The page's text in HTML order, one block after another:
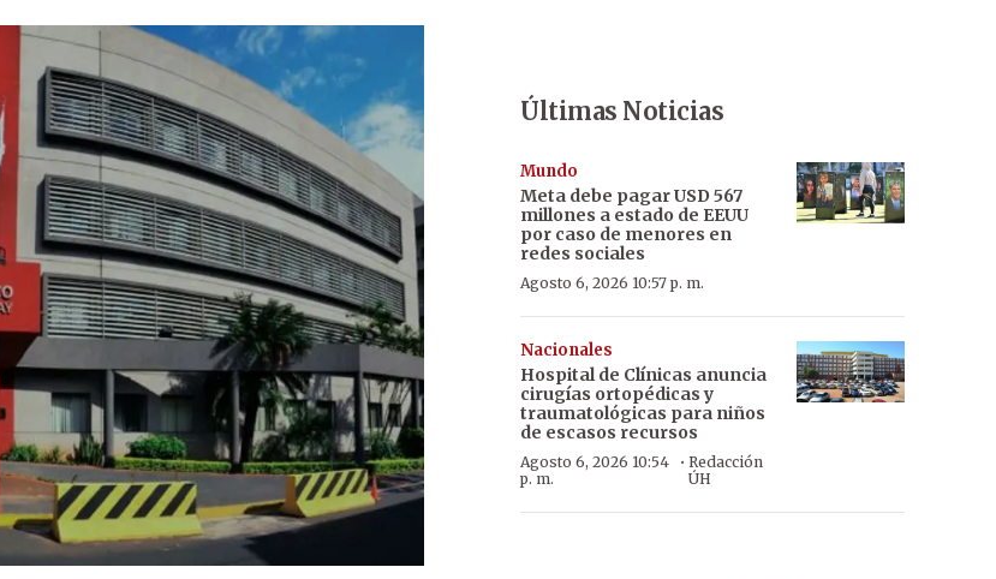
Últimas Noticias
Mundo
Meta debe pagar USD 567
millones a estado de EEUU
por caso de menores en
redes sociales
Agosto 6, 2026 10:57 p. m.
Nacionales
Hospital de Clínicas anuncia
cirugías ortopédicas y
traumatológicas para niños
de escasos recursos
Agosto 6, 2026 10:54
p. m.
· Redacción
ÚH